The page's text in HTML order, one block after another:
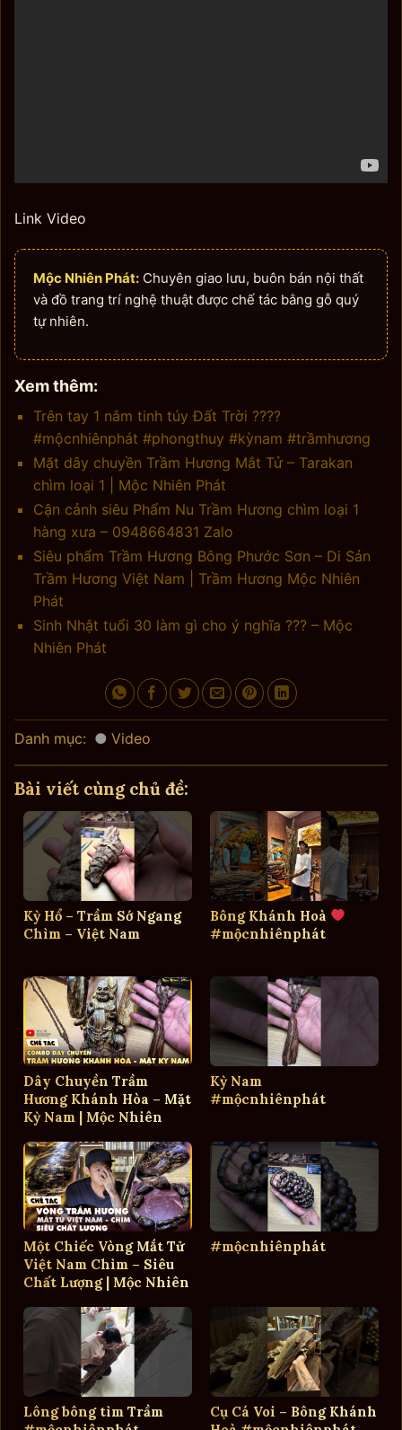
Link Video
Mộc Nhiên Phát: Chuyên giao lưu, buôn bán nội thất
và đồ trang trí nghệ thuật được chế tác bằng gỗ quý
tự nhiên.
Xem thêm:
Trên tay 1 nắm tinh túy Đất Trời ????
#mộcnhiênphát #phongthuy #kỳnam #trầmhương
Mặt dây chuyền Trầm Hương Mắt Tử – Tarakan
chìm loại 1 | Mộc Nhiên Phát
Cận cảnh siêu Phẩm Nu Trầm Hương chìm loại 1
hàng xưa – 0948664831 Zalo
Siêu phẩm Trầm Hương Bông Phước Sơn – Di Sản
Trầm Hương Việt Nam | Trầm Hương Mộc Nhiên
Phát
Sinh Nhật tuổi 30 làm gì cho ý nghĩa ??? – Mộc
Nhiên Phát
Danh mục: Video
Bài viết cùng chủ đề:
Kỳ Hổ – Trầm Sớ Ngang
Chìm – Việt Nam
Bông Khánh Hoà
#mộcnhiênphát
Dây Chuyền Trầm
Hương Khánh Hòa – Mặt
Kỳ Nam | Mộc Nhiên
Kỳ Nam
#mộcnhiênphát
Một Chiếc Vòng Mắt Tử
Việt Nam Chìm – Siêu
Chất Lượng | Mộc Nhiên
#mộcnhiênphát
Lông bông tìm Trầm
Cụ Cá Voi – Bông Khánh